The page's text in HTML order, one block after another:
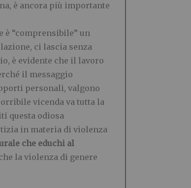
è ancora più importante
è “comprensibile” un
ci lascia senza
è evidente che il lavoro
il messaggio
personali, valgono
vicenda va tutta la
questa odiosa
in materia di violenza
che educhi al
la violenza di genere